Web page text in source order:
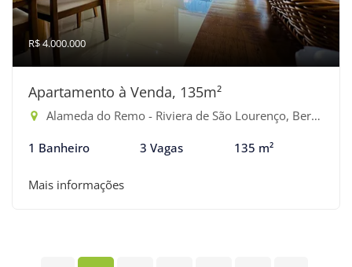
R$ 4.000.000
Apartamento à Venda, 135m²
Alameda do Remo - Riviera de São Lourenço, Bertioga-SP
1 Banheiro 3 Vagas 135 m²
Mais informações